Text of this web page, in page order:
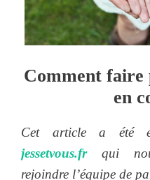
Comment faire
en
Cet article a été
jessetvous.fr
qui
rejoindre l’équipe de